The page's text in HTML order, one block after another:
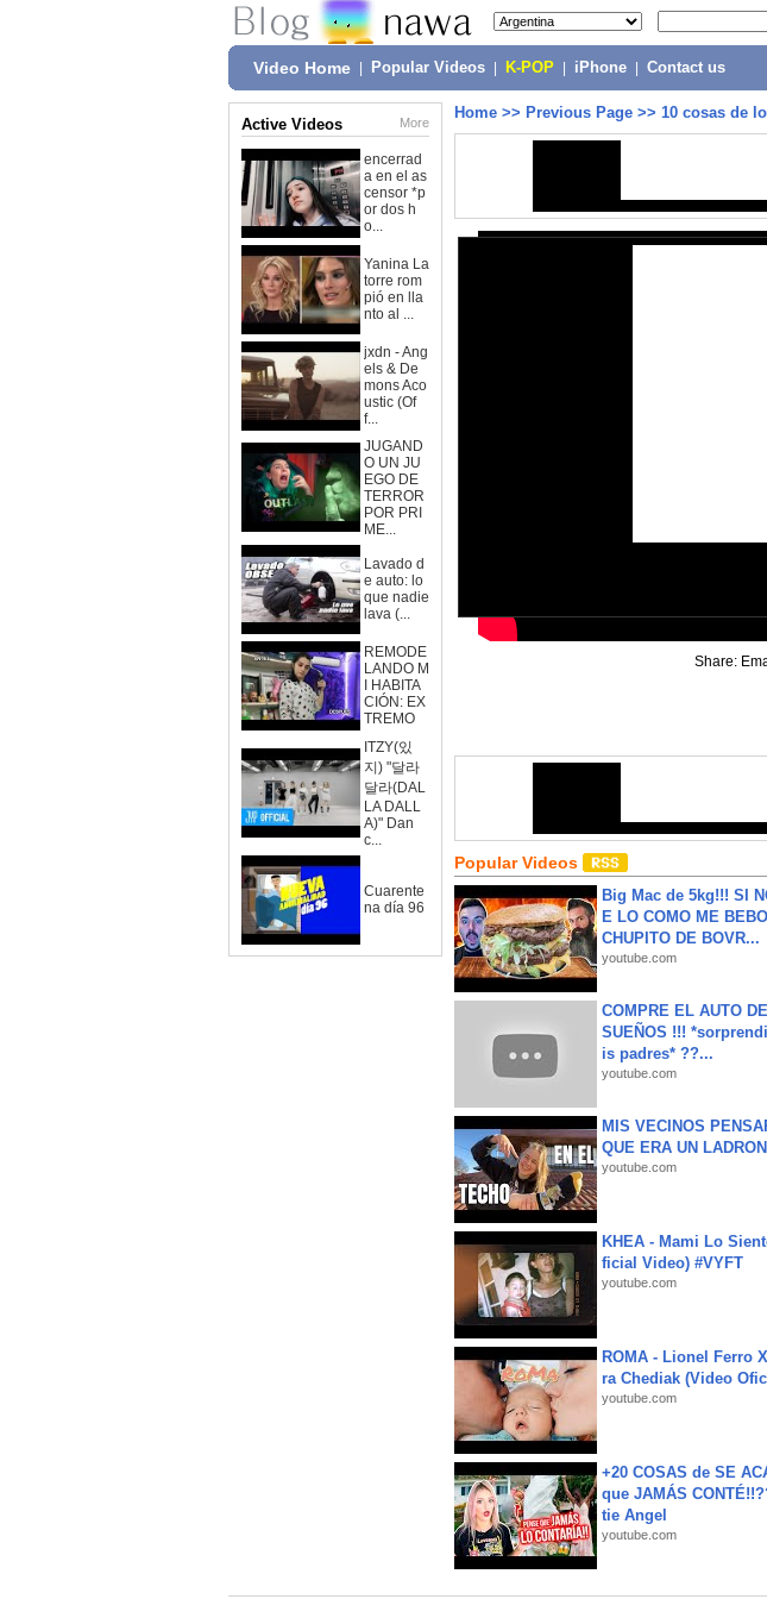
Video Home Popular Videos K-POP iPhone Contact us
Active Videos More
encerrad
a en el as
censor *p
or dos h
o...
Yanina La
torre rom
pió en lla
nto al ...
jxdn - Ang
els & De
mons Aco
ustic (Of
f...
JUGAND
O UN JU
EGO DE
TERROR
POR PRI
ME...
Lavado d
e auto: lo
que nadie
lava (...
REMODE
LANDO M
I HABITA
CIÓN: EX
TREMO
ITZY(있
지) "달라
달라(DAL
LA DALL
A)" Dan
c...
Cuarente
na día 96
Home >> Previous Page >> 10 cosas de
Share:
Popular Videos
Big Mac de 5kg!!! SI
E LO COMO ME
CHUPITO DE BOVR...
youtube.com
COMPRE EL AUTO
SUEÑOS !!!
is padres* ??...
youtube.com
MIS VECINOS
QUE ERA UN LADRON
youtube.com
KHEA - Mami Lo
ficial Video) #VYFT
youtube.com
ROMA - Lionel Ferro
ra Chediak (Video
youtube.com
+20 COSAS de SE
que JAMÁS
tie Angel
youtube.com